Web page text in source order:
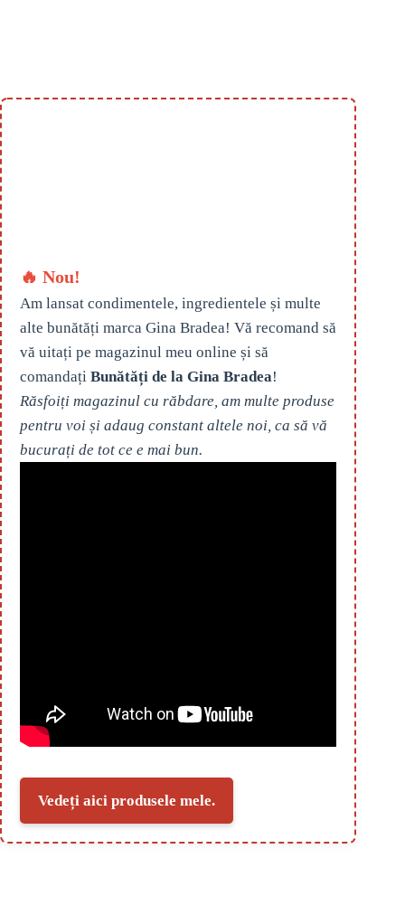
🔥 Nou!
Am lansat condimentele, ingredientele și multe
alte bunătăți marca Gina Bradea! Vă recomand să
vă uitați pe magazinul meu online și să
comandați Bunătăți de la Gina Bradea!
Răsfoiți magazinul cu răbdare, am multe produse
pentru voi și adaug constant altele noi, ca să vă
bucurați de tot ce e mai bun.
Vedeți aici produsele mele.